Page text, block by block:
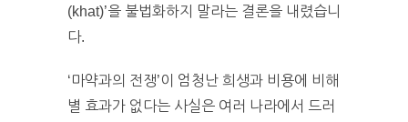
(khat)’을 불법화하지 말라는 결론을 내렸습니
다.
‘마약과의 전쟁’이 엄청난 희생과 비용에 비해
별 효과가 없다는 사실은 여러 나라에서 드러